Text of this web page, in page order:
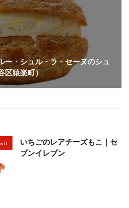
ー・シュル・ラ・セーヌのシュ
区猿楽町）
いちごのレアチーズもこ｜セ
ブンイレブン